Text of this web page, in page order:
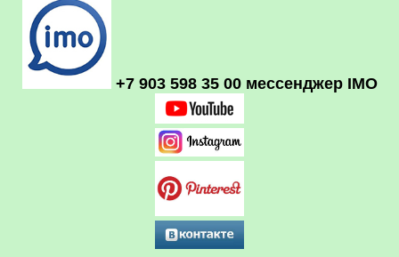
+7 903 598 35 00 мессенджер IMO